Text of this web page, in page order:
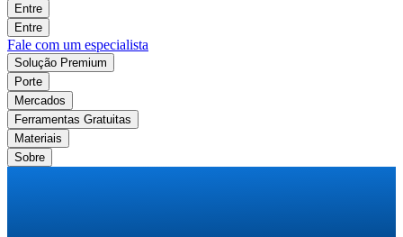
Entre
Entre
Fale com um especialista
Solução Premium
Porte
Mercados
Ferramentas Gratuitas
Materiais
Sobre